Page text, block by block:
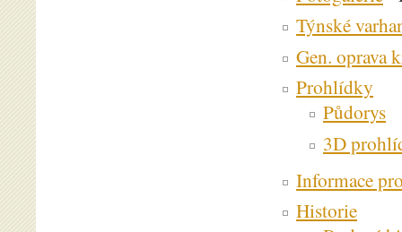
Týnské
Gen. oprava
Prohlídky
Půdorys
3D
Informace
Historie